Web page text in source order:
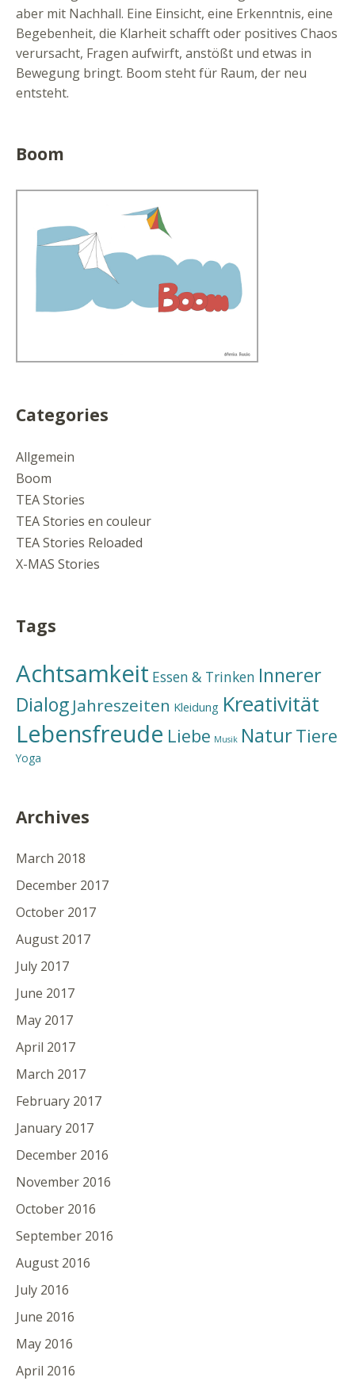
aber mit Nachhall. Eine Einsicht, eine Erkenntnis, eine
Begebenheit, die Klarheit schafft oder positives Chaos
verursacht, Fragen aufwirft, anstößt und etwas in
Bewegung bringt. Boom steht für Raum, der neu
entsteht.
Boom
Categories
Allgemein
Boom
TEA Stories
TEA Stories en couleur
TEA Stories Reloaded
X-MAS Stories
Tags
Achtsamkeit Essen & Trinken Innerer
Dialog Jahreszeiten Kleidung Kreativität
Lebensfreude Liebe Musik NaturTiere
Yoga
Archives
March 2018
December 2017
October 2017
August 2017
July 2017
June 2017
May 2017
April 2017
March 2017
February 2017
January 2017
December 2016
November 2016
October 2016
September 2016
August 2016
July 2016
June 2016
May 2016
April 2016